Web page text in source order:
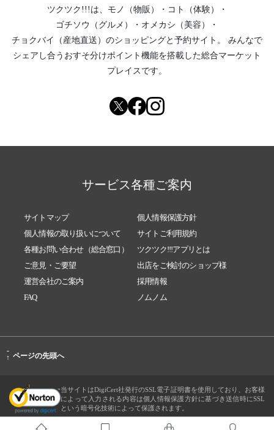
ツクツク!!!は、 モノ（物販） ・ コト（体験）
・
ゴチソウ（グルメ）
・ オメカシ（美容）
・
チョクバイ（産地直送） のショッピングと予約サイト。
みんなで
シェアし合う おすそ分けポイント機能を搭載した総合マーケット
プレイスです。
サービス各種ご案内
サイトマップ
個人情報保護方針
個人情報の取り扱いについて
サイトご利用規約
各種お問い合わせ（総合窓口）
ツクツク!!!アプリとは
ご意見・ご要望
出店をご検討のショップ様
運営会社のご案内
採用情報
FAQ
ノムノム
-
↑ ページの先頭へ
当サイトはDigiCert社発行のSSL電子証明書を使用しており、お客様
によって入力される内容は個人情報保護方針に基づき送信時にSSL
という暗号化技術によって保護されます。